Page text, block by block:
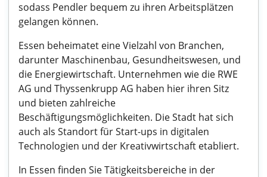
sodass Pendler bequem zu ihren Arbeitsplätzen
gelangen können.
Essen beheimatet eine Vielzahl von Branchen,
darunter Maschinenbau, Gesundheitswesen, und
die Energiewirtschaft. Unternehmen wie die RWE
AG und Thyssenkrupp AG haben hier ihren Sitz
und bieten zahlreiche
Beschäftigungsmöglichkeiten. Die Stadt hat sich
auch als Standort für Start-ups in digitalen
Technologien und der Kreativwirtschaft etabliert.
In Essen finden Sie Tätigkeitsbereiche in der